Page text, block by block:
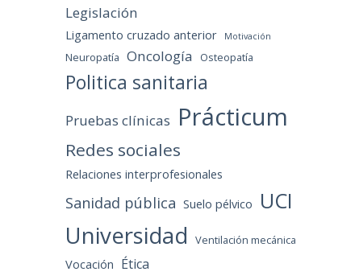
Legislación
Ligamento cruzado anterior Motivación
Neuropatía Oncología Osteopatía
Politica sanitaria
Pruebas clínicas Prácticum
Redes sociales
Relaciones interprofesionales
Sanidad pública Suelo pélvico UCI
Universidad Ventilación mecánica
Vocación Ética